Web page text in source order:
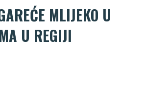
MLIJEKO U
U REGIJI